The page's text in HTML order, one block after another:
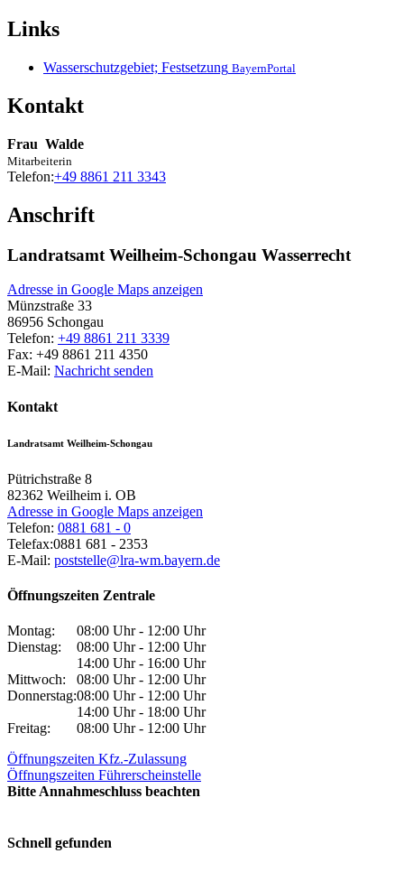
Links
Wasserschutzgebiet; Festsetzung BayernPortal
Kontakt
Frau Walde
Mitarbeiterin
Telefon:+49 8861 211 3343
Anschrift
Landratsamt Weilheim-Schongau Wasserrecht
Adresse in Google Maps anzeigen
Münzstraße 33
86956 Schongau
Telefon: +49 8861 211 3339
Fax: +49 8861 211 4350
E-Mail: Nachricht senden
Kontakt
Landratsamt Weilheim-Schongau
Pütrichstraße 8
82362 Weilheim i. OB
Adresse in Google Maps anzeigen
Telefon: 0881 681 - 0
Telefax:0881 681 - 2353
E-Mail: poststelle@lra-wm.bayern.de
Öffnungszeiten Zentrale
Montag:
08:00 Uhr - 12:00 Uhr
Dienstag:
08:00 Uhr - 12:00 Uhr
14:00 Uhr - 16:00 Uhr
Mittwoch:
08:00 Uhr - 12:00 Uhr
Donnerstag:08:00 Uhr - 12:00 Uhr
14:00 Uhr - 18:00 Uhr
Freitag:
08:00 Uhr - 12:00 Uhr
Öffnungszeiten Kfz.-Zulassung
Öffnungszeiten Führerscheinstelle
Bitte Annahmeschluss beachten
Schnell gefunden